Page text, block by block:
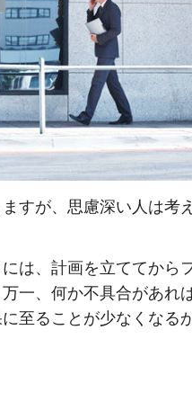
すが、思慮深い人は考
は、計画を立ててから
一、何か不具合があれ
至ることが少なくなる